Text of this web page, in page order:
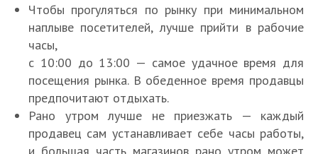
Чтобы прогуляться по рынку при минимальном
наплыве посетителей, лучше прийти в рабочие
часы,
с 10:00 до 13:00 — самое удачное время для
посещения рынка. В обеденное время продавцы
предпочитают отдыхать.
Рано утром лучше не приезжать — каждый
продавец сам устанавливает себе часы работы,
и большая часть магазинов рано утром может